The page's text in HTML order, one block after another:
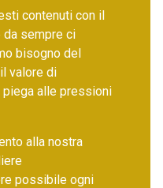
contenuti con il
da sempre ci
bisogno del
valore di
piega alle pressioni
alla nostra
possibile ogni